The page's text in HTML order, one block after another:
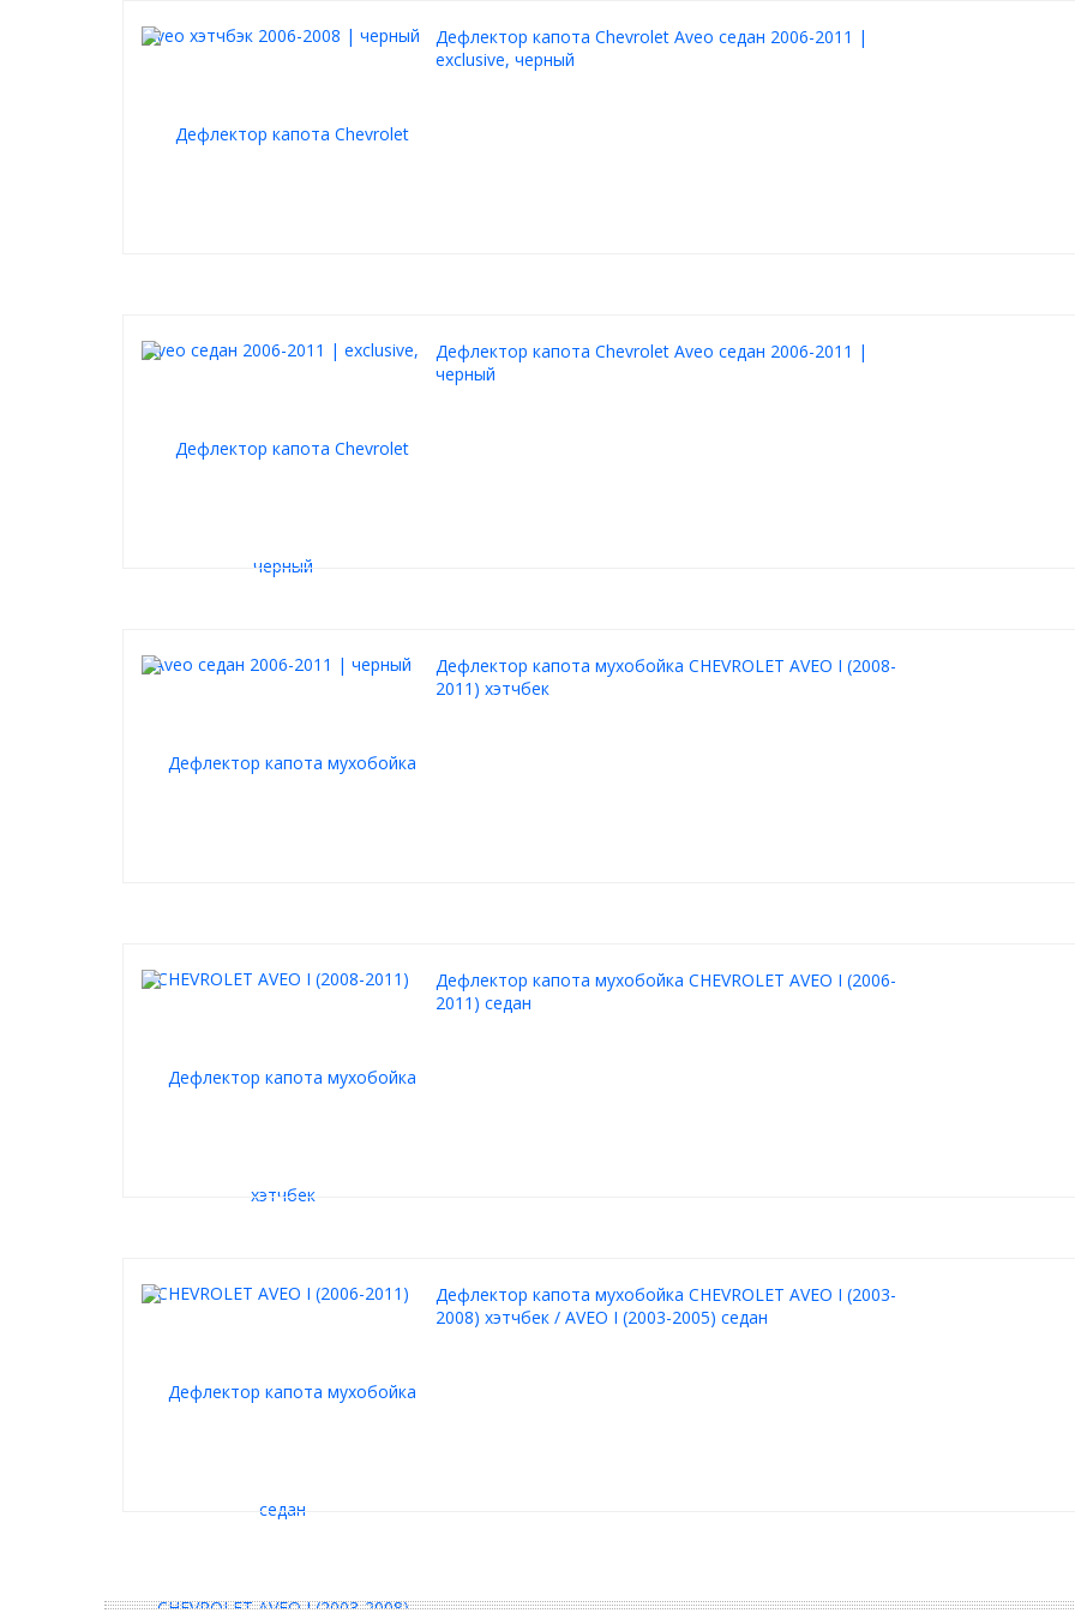
Дефлектор капота Chevrolet Aveo седан 2006-2011 |
exclusive, черный
Дефлектор капота Chevrolet Aveo седан 2006-2011 |
черный
Дефлектор капота мухобойка CHEVROLET AVEO I (2008-
2011) хэтчбек
Дефлектор капота мухобойка CHEVROLET AVEO I (2006-
2011) седан
Дефлектор капота мухобойка CHEVROLET AVEO I (2003-
2008) хэтчбек / AVEO I (2003-2005) седан